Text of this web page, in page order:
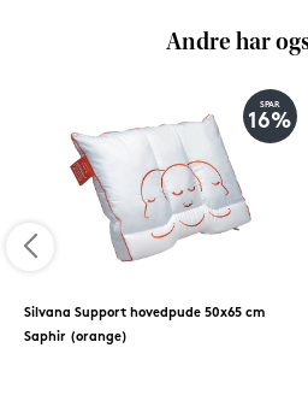
Andre har
SPAR
16%
Silvana Support hovedpude 50x65 cm
Saphir (orange)